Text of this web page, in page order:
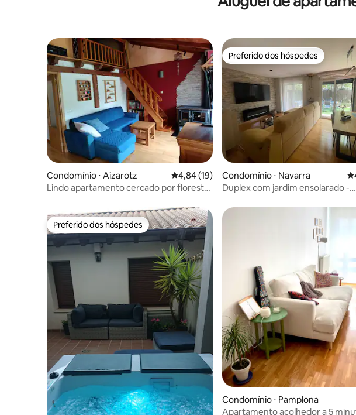
Condomínio ⋅ Aizarotz 4,84 de uma avaliação média de 5, 19
4,84 (19)
Lindo apartamento cercado por florestas
Preferido dos hóspedes
Preferido dos hóspedes
Condomínio ⋅ Navarra
Duplex com jardim ensolarado -
Preferido dos hóspedes
Preferido dos hóspedes
Condomínio ⋅ Pamplona
Apartamento acolhedor a 5